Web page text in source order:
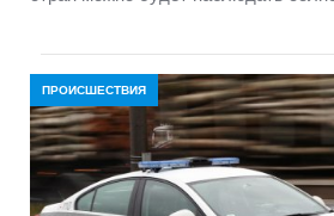
ПРОИСШЕСТВИЯ